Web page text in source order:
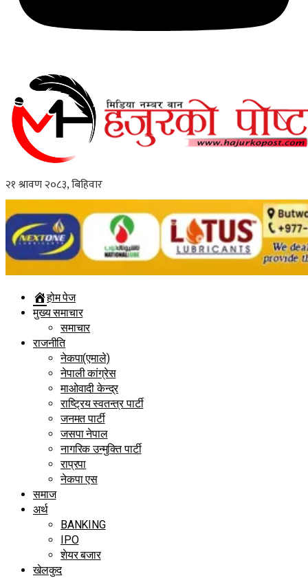
होम पेज
मुख्य समाचार
समाचार
राजनीति
नेकपा(एमाले)
नेपाली कांग्रेस
माओवादी केन्द्र
राष्ट्रिय स्वतन्त्र पार्टी
जनमत पार्टी
जसपा नेपाल
नागरिक उन्मुक्ति पार्टी
राप्रपा
नेकपा एस
समाज
अर्थ
BANKING
IPO
शेयर बजार
खेलकुद